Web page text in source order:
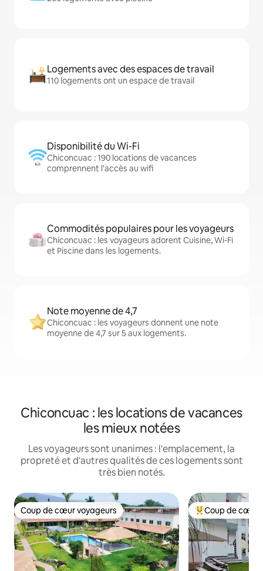
Logements avec des espaces de travail
110 logements ont un espace de travail
Disponibilité du Wi-Fi
Chiconcuac : 190 locations de vacances
comprennent l'accès au wifi
Commodités populaires pour les voyageurs
Chiconcuac : les voyageurs adorent Cuisine, Wi-Fi
et Piscine dans les logements.
Note moyenne de 4,7
Chiconcuac : les voyageurs donnent une note
moyenne de 4,7 sur 5 aux logements.
Chiconcuac : les locations de vacances
les mieux notées
Les voyageurs sont unanimes : l'emplacement, la
propreté et d'autres qualités de ces logements sont
très bien notés.
Coup de cœur voyageurs
Coup de cœur voyageurs Coup de cœur
Coup de cœur